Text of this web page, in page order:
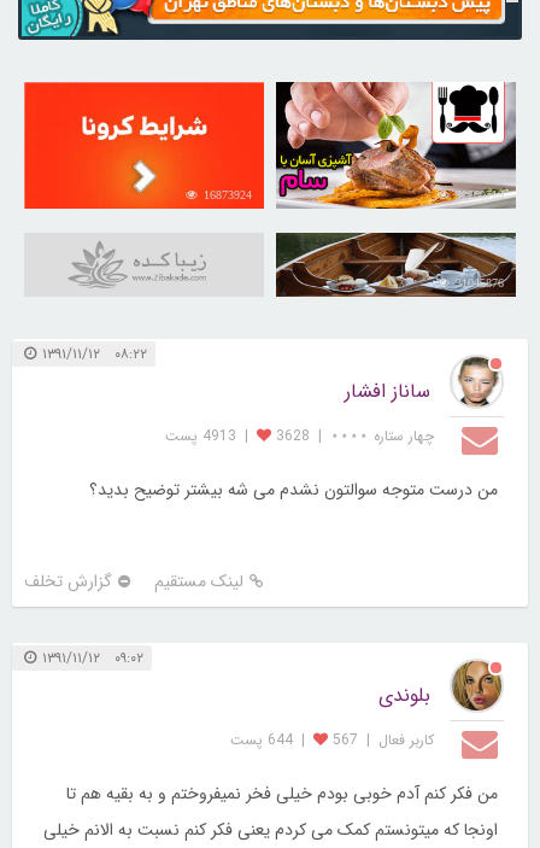
30260719
16873924
31045876
۰۸:۲۲ ۱۳۹۱/۱۱/۱۲
ساناز افشار
چهار ستاره ⋆⋆⋆⋆ |
3628
| 4913 پست
من درست متوجه سوالتون نشدم می شه بیشتر توضیح بدید؟
لینک مستقیم گزارش تخلف
۰۹:۰۲ ۱۳۹۱/۱۱/۱۲
بلوندی
کاربر فعال |
567
| 644 پست
من فکر کنم آدم خوبی بودم خیلی فخر نمیفروختم و به بقیه هم تا
اونجا که میتونستم کمک می کردم یعنی فکر کنم نسبت به الانم خیلی